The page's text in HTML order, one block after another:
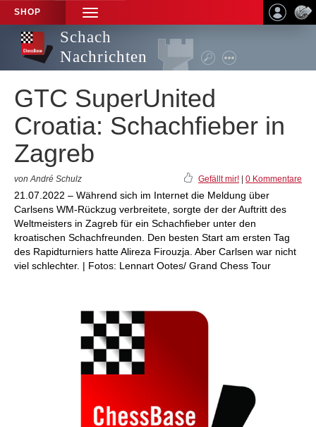
SHOP
TOGGLE
NAVIGATION
Schach
Nachrichten
GTC SuperUnited
Croatia: Schachfieber in
Zagreb
von André Schulz Gefällt mir! 0 Kommentare
21.07.2022 – Während sich im Internet die Meldung über
Carlsens WM-Rückzug verbreitete, sorgte der der Auftritt des
Weltmeisters in Zagreb für ein Schachfieber unter den
kroatischen Schachfreunden. Den besten Start am ersten Tag
des Rapidturniers hatte Alireza Firouzja. Aber Carlsen war nicht
viel schlechter. | Fotos: Lennart Ootes/ Grand Chess Tour